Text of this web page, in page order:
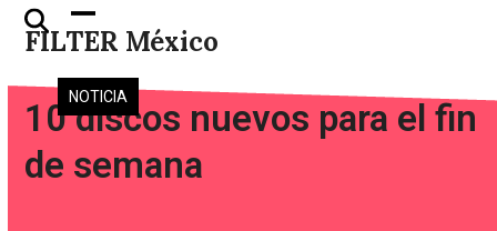
Skip
FILTER México
Open
mobile
menu
Close
mobile
menu
NOTICIA
10 discos nuevos para el fin
de semana